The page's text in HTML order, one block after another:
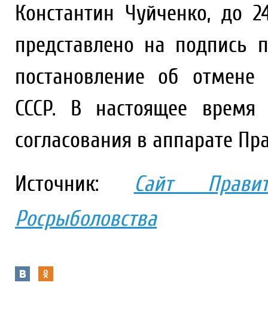
Константин Чуйченко, до
представлено на подпись
постановление об отмене
СССР. В настоящее время
согласования в аппарате
Источник:
Сайт
Росрыболовства